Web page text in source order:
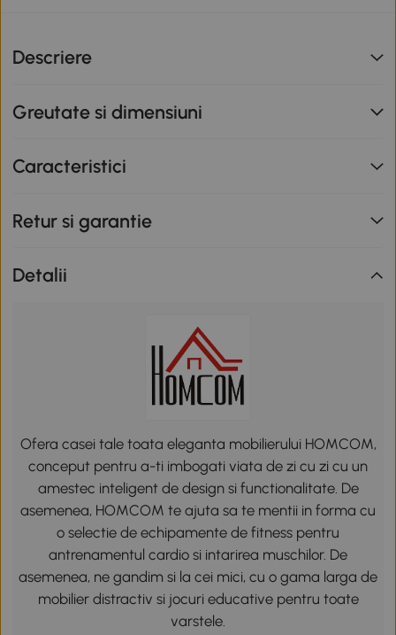
Descriere
Greutate si dimensiuni
Caracteristici
Retur si garantie
Detalii
Ofera casei tale toata eleganta mobilierului HOMCOM,
conceput pentru a-ti imbogati viata de zi cu zi cu un
amestec inteligent de design si functionalitate. De
asemenea, HOMCOM te ajuta sa te mentii in forma cu
o selectie de echipamente de fitness pentru
antrenamentul cardio si intarirea muschilor. De
asemenea, ne gandim si la cei mici, cu o gama larga de
mobilier distractiv si jocuri educative pentru toate
varstele.